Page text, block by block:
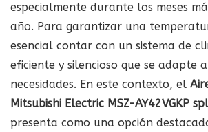
especialmente durante los meses
año. Para garantizar una
esencial contar con un sistema de
eficiente y silencioso que se adapte
necesidades. En este contexto, el
Mitsubishi Electric MSZ-AY42VGKP
presenta como una opción